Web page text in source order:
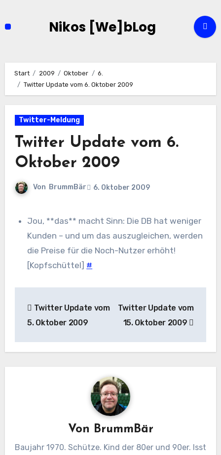
Nikos [We]bLog
Start 2009 Oktober
6.
Twitter Update vom 6. Oktober 2009
Twitter-Meldung
Twitter Update vom 6.
Oktober 2009
Von BrummBär 6. Oktober 2009
Jou, **das** macht Sinn: Die DB hat weniger
Kunden – und um das auszugleichen, werden
die Preise für die Noch-Nutzer erhöht!
[Kopfschüttel] #
Twitter Update vom
5. Oktober 2009
Twitter Update vom
15. Oktober 2009
Von BrummBär
Baujahr 1970. Schütze. Kind der 80er und 90er. Isst